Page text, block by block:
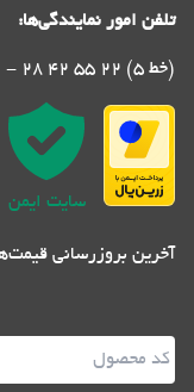
تلفن امور نمایندگی‌ها:
021 - 28 42 55 22 (5 خط)
سایت ایمن
آخرین بروزرسانی